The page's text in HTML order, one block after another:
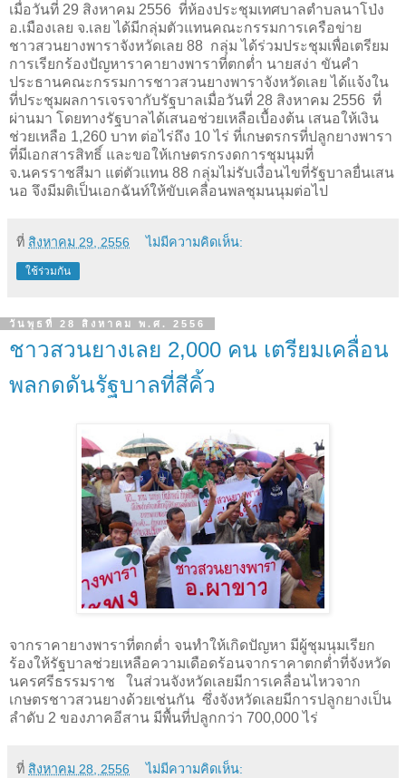
เมื่อวันที่ 29 สิงหาคม 2556 ที่ห้องประชุมเทศบาลตำบลนาโป่ง
อ.เมืองเลย จ.เลย ได้มีกลุ่มตัวแทนคณะกรรมการเครือข่าย
ชาวสวนยางพาราจังหวัดเลย 88 กลุ่ม ได้ร่วมประชุมเพื่อเตรียม
การเรียกร้องปัญหาราคายางพาราที่ตกต่ำ นายสง่า ขันคำ
ประธานคณะกรรมการชาวสวนยางพาราจังหวัดเลย ได้แจ้งใน
ที่ประชุมผลการเจรจากับรัฐบาลเมื่อวันที่ 28 สิงหาคม 2556 ที่
ผ่านมา โดยทางรัฐบาลได้เสนอช่วยเหลือเบื้องต้น เสนอให้เงิน
ช่วยเหลือ 1,260 บาท ต่อไร่ถึง 10ไร่ ที่เกษตรกรที่ปลูกยางพารา
ที่มีเอกสารสิทธิ์ และขอให้เกษตรกรงดการชุมนุมที่
จ.นครราชสีมา แต่ตัวแทน 88 กลุ่มไม่รับเงื่อนไขที่รัฐบาลยื่นเสน
นอ จึงมีมติเป็นเอกฉันท์ให้ขับเคลื่อนพลชุมนนุมต่อไป
ที่ สิงหาคม 29, 2556 ไม่มีความคิดเห็น:
ใช้ร่วมกัน
วันพุธที่ 28 สิงหาคม พ.ศ. 2556
ชาวสวนยางเลย 2,000 คน เตรียมเคลื่อน
พลกดดันรัฐบาลที่สีคิ้ว
จากราคายางพาราที่ตกต่ำ จนทำให้เกิดปัญหา มีผู้ชุมนุมเรียก
ร้องให้รัฐบาลช่วยเหลือความเดือดร้อนจากราคาตกต่ำที่จังหวัด
นครศรีธรรมราช ในส่วนจังหวัดเลยมีการเคลื่อนไหวจาก
เกษตรชาวสวนยางด้วยเช่นกัน ซึ่งจังหวัดเลยมีการปลูกยางเป็น
ลำดับ 2 ของภาคอีสาน มีพื้นที่ปลูกกว่า 700,000ไร่
ที่ สิงหาคม 28, 2556 ไม่มีความคิดเห็น: